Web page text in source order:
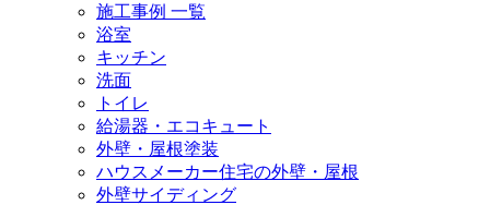
施工事例 一覧
浴室
キッチン
洗面
トイレ
給湯器・エコキュート
外壁・屋根塗装
ハウスメーカー住宅の外壁・屋根
外壁サイディング